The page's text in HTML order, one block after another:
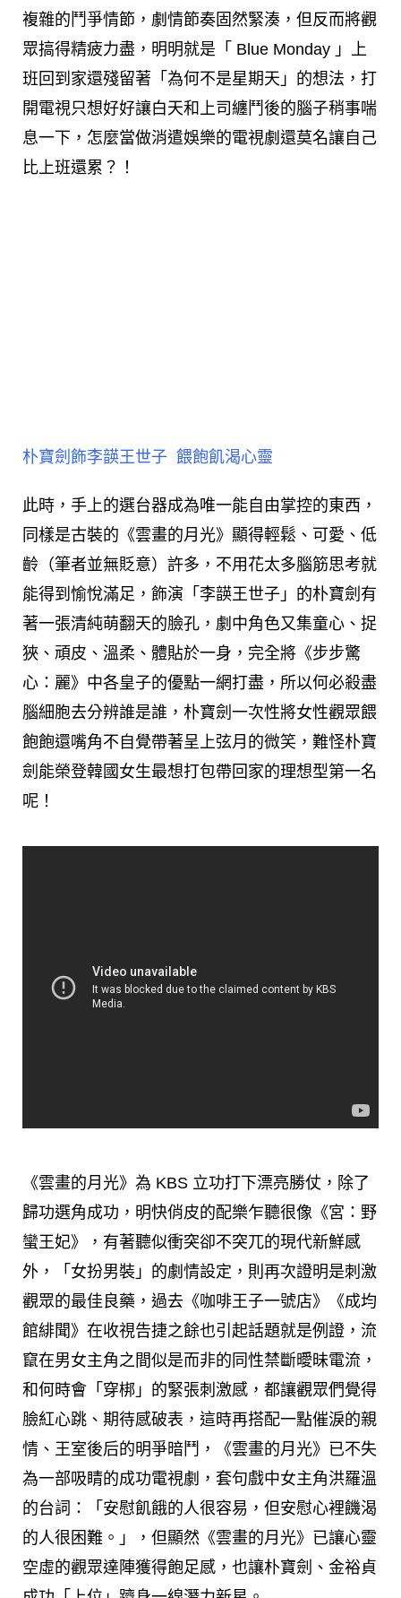
複雜的鬥爭情節，劇情節奏固然緊湊，但反而將觀
眾搞得精疲力盡，明明就是「 Blue Monday 」上
班回到家還殘留著「為何不是星期天」的想法，打
開電視只想好好讓白天和上司纏鬥後的腦子稍事喘
息一下，怎麼當做消遣娛樂的電視劇還莫名讓自己
比上班還累？！
朴寶劍飾李韺王世子 餵飽飢渴心靈
此時，手上的選台器成為唯一能自由掌控的東西，
同樣是古裝的《雲畫的月光》顯得輕鬆、可愛、低
齡（筆者並無貶意）許多，不用花太多腦筋思考就
能得到愉悅滿足，飾演「李韺王世子」的朴寶劍有
著一張清純萌翻天的臉孔，劇中角色又集童心、捉
狹、頑皮、溫柔、體貼於一身，完全將《步步驚
心：麗》中各皇子的優點一網打盡，所以何必殺盡
腦細胞去分辨誰是誰，朴寶劍一次性將女性觀眾餵
飽飽還嘴角不自覺帶著呈上弦月的微笑，難怪朴寶
劍能榮登韓國女生最想打包帶回家的理想型第一名
呢！
《雲畫的月光》為 KBS 立功打下漂亮勝仗，除了
歸功選角成功，明快俏皮的配樂乍聽很像《宮：野
蠻王妃》，有著聽似衝突卻不突兀的現代新鮮感
外，「女扮男裝」的劇情設定，則再次證明是刺激
觀眾的最佳良藥，過去《咖啡王子一號店》《成均
館緋聞》在收視告捷之餘也引起話題就是例證，流
竄在男女主角之間似是而非的同性禁斷曖昧電流，
和何時會「穿梆」的緊張刺激感，都讓觀眾們覺得
臉紅心跳、期待感破表，這時再搭配一點催淚的親
情、王室後后的明爭暗鬥，《雲畫的月光》已不失
為一部吸睛的成功電視劇，套句戲中女主角洪羅溫
的台詞：「安慰飢餓的人很容易，但安慰心裡饑渴
的人很困難。」，但顯然《雲畫的月光》已讓心靈
空虛的觀眾達陣獲得飽足感，也讓朴寶劍、金裕貞